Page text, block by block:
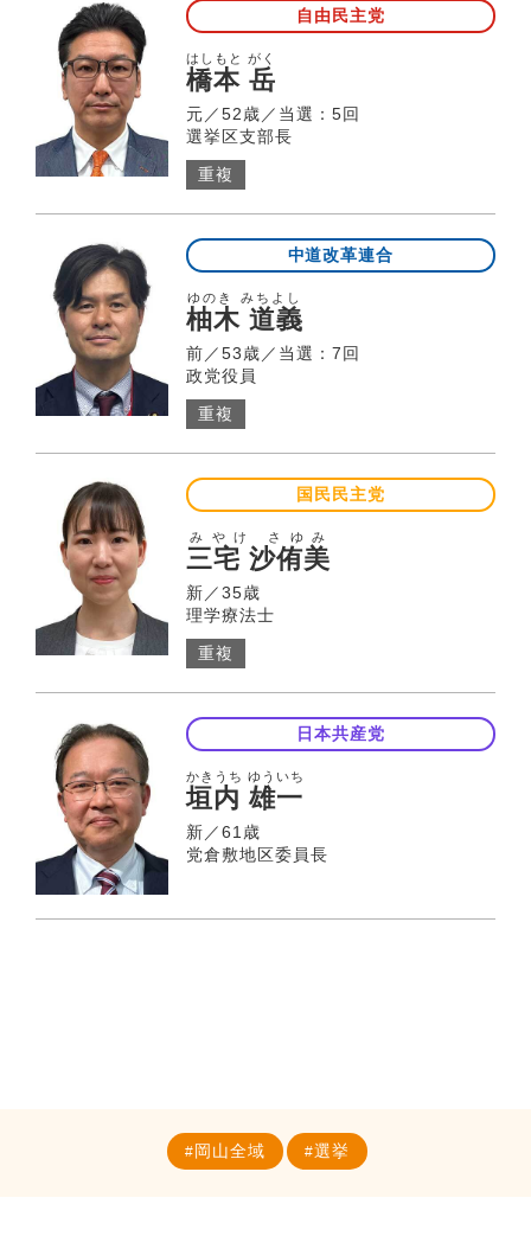
自由民主党
橋本 岳
はしもと がく
元／52歳／当選：5回
選挙区支部長
重複
中道改革連合
柚木 道義
ゆのき みちよし
前／53歳／当選：7回
政党役員
重複
国民民主党
三宅 沙侑美
みやけ さゆみ
新／35歳
理学療法士
重複
日本共産党
垣内 雄一
かきうち ゆういち
新／61歳
党倉敷地区委員長
岡山全域 選挙